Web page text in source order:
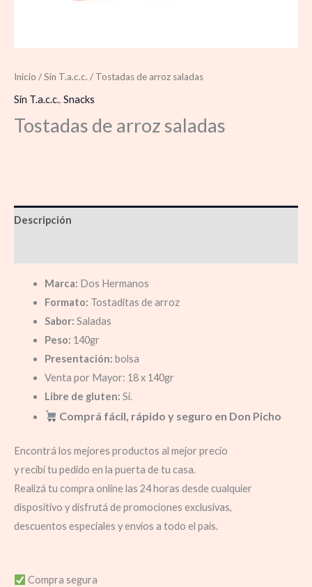
Inicio /Sin T.a.c.c. / Tostadas de arroz saladas
Sin T.a.c.c., Snacks
Tostadas de arroz saladas
Descripción
Marca: Dos Hermanos
Formato: Tostaditas de arroz
Sabor: Saladas
Peso: 140gr
Presentación: bolsa
Venta por Mayor: 18 x 140gr
Libre de gluten: Si.
Comprá fácil, rápido y seguro en Don Picho
Encontrá los mejores productos al mejor precio
y recibí tu pedido en la puerta de tu casa.
Realizá tu compra online las 24 horas desde cualquier
dispositivo y disfrutá de promociones exclusivas,
descuentos especiales y envíos a todo el país.
Compra segura